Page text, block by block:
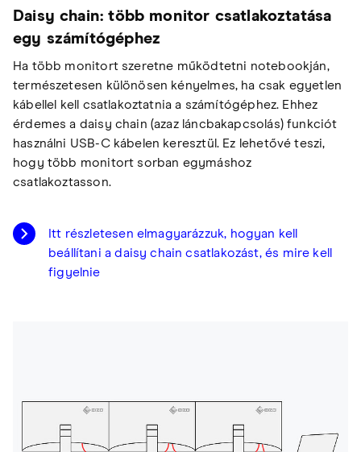
Daisy chain: több monitor csatlakoztatása
egy számítógéphez
Ha több monitort szeretne működtetni notebookján,
természetesen különösen kényelmes, ha csak egyetlen
kábellel kell csatlakoztatnia a számítógéphez. Ehhez
érdemes a daisy chain (azaz láncbakapcsolás) funkciót
használni USB-C kábelen keresztül. Ez lehetővé teszi,
hogy több monitort sorban egymáshoz
csatlakoztasson.
Itt részletesen elmagyarázzuk, hogyan kell
beállítani a daisy chain csatlakozást, és mire kell
figyelnie